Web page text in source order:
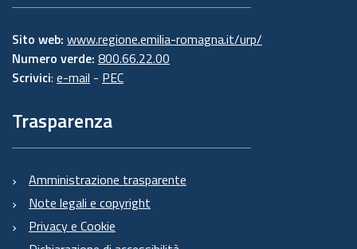
Sito web: www.regione.emilia-romagna.it/urp/
Numero verde: 800.66.22.00
Scrivici: e-mail - PEC
Trasparenza
Amministrazione trasparente
Note legali e copyright
Privacy e Cookie